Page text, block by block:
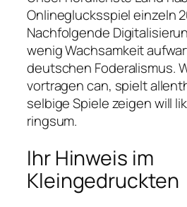
Onlineglucksspiel einzeln
Nachfolgende
wenig Wachsamkeit
deutschen Foderalismus.
vortragen can, spielt
selbige Spiele zeigen will
ringsum.
Ihr Hinweis im
Kleingedruckten